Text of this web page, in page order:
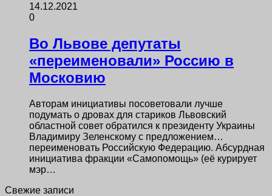
14.12.2021
0
Во Львове депутаты
«переименовали» Россию в
Московию
Авторам инициативы посоветовали лучше
подумать о дровах для стариков Львовский
областной совет обратился к президенту Украины
Владимиру Зеленскому с предложением…
переименовать Российскую Федерацию. Абсурдная
инициатива фракции «Самопомощь» (её курирует
мэр…
Свежие записи